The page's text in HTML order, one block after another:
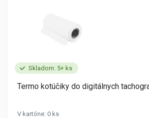
Skladom: 5+ ks
Termo kotúčiky do digitálnych
V kartóne: 0 ks